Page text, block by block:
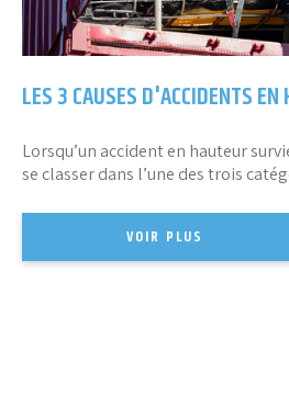
LES 3 CAUSES D'ACCIDENTS EN
Lorsqu’un accident en hauteur
se classer dans l’une des trois
VOIR PLUS